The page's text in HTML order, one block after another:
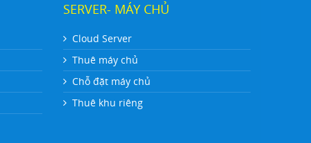
SERVER- MÁY CHỦ
Cloud Server
Thuê máy chủ
Chỗ đặt máy chủ
Thuê khu riêng